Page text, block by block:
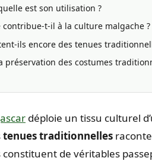
est son utilisation ?
contribue-t-il à la culture malgache ?
ils encore des tenues
préservation des costumes
déploie un tissu culturel
tenues traditionnelles
de véritables